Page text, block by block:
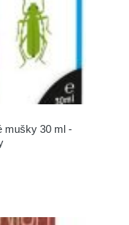
mušky 30 ml -